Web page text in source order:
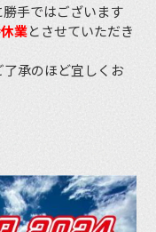
手ではございます
業とさせていただき
承のほど宜しくお